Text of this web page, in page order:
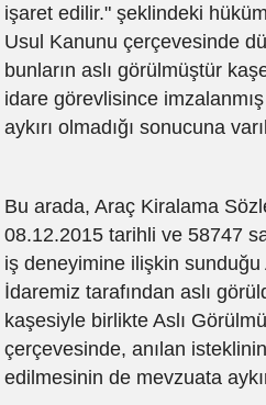
işaret edilir." şeklindeki
Usul Kanunu çerçevesinde
bunların aslı görülmüştür
idare görevlisince
aykırı olmadığı sonucuna
Bu arada, Araç Kiralama
08.12.2015 tarihli ve 58747
iş deneyimine ilişkin
İdaremiz tarafından aslı
kaşesiyle birlikte Aslı
çerçevesinde, anılan
edilmesinin de mevzuata